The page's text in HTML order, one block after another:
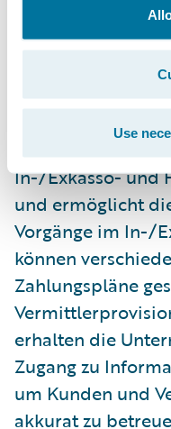
Use
Guidewire
entwickelt, dass
Unfallversicherer
In-/Exkasso-
Kunden
bietet
In-/Exkasso- und
und ermöglicht
Vorgänge im In-/
können
Zahlungspläne
erhalten die
Zugang zu
um Kunden und
akkurat zu